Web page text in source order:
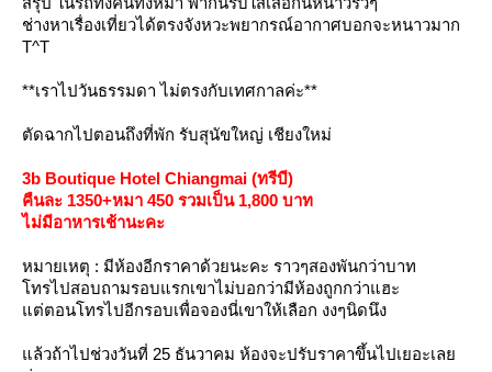
ช่างหาเรื่องเที่ยวได้ตรงจังหวะพยากรณ์อากาศบอกจะหนาวมาก
T^T
**เราไปวันธรรมดา ไม่ตรงกับเทศกาลค่ะ**
ตัดฉากไปตอนถึงที่พัก รับสุนัขใหญ่ เชียงใหม่
3b Boutique Hotel Chiangmai (ทรีบี)
คืนละ 1350+หมา 450 รวมเป็น 1,800 บาท
ไม่มีอาหารเช้านะคะ
หมายเหตุ : มีห้องอีกราคาด้วยนะคะ ราวๆสองพันกว่าบาท
ทรไปสอบถามรอบแรกเขาไม่บอกว่ามีห้องถูกกว่าแฮะ
ต่ตอนโทรไปอีกรอบเพื่อจองนี่เขาให้เลือก งงๆนิดนึง
ล้วถ้าไปช่วงวันที่ 25 ธันวาคม ห้องจะปรับราคาขึ้นไปเยอะเล